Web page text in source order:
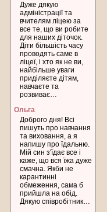
Дуже дякую
адміністрації та
вчителям ліцею за
все те, що ви робите
для наших діточок.
Діти більшість часу
проводять саме в
ліцеї, і хто як не ви,
найбільше уваги
приділяєте дітям,
навчаєте та
розвиває…
Ольга
Доброго дня! Всі
пишуть про навчання
та виховання, а я
напишу про їдальню.
Мій син з'їдає все і
каже, що вся їжа дуже
смачна. Якби не
карантинні
обмеження, сама б
прийшла на обід.
Дякую співробітник…